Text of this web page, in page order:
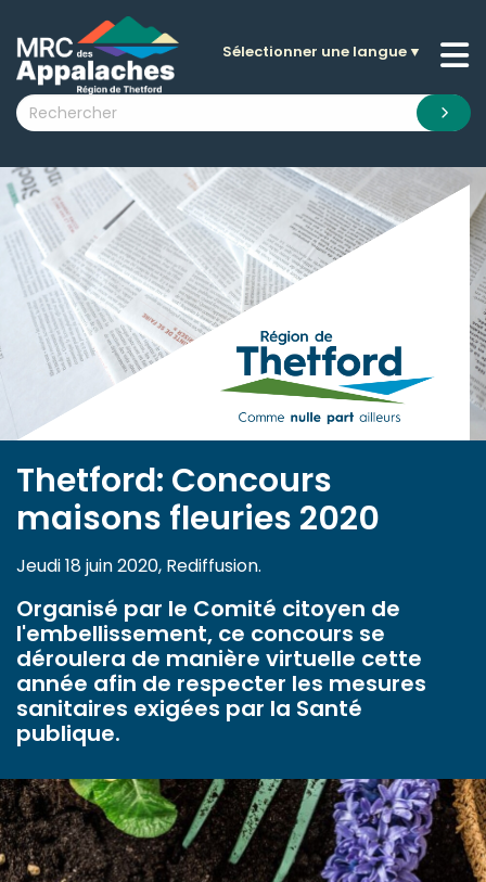
submenu (La MRC )
submenu (Citoyens )
submenu (Visiteurs )
submenu (Nouvelles )
submenu (Documentation )
Sélectionner une langue▼
Thetford: Concours
maisons fleuries 2020
Jeudi 18 juin 2020, Rediffusion.
Organisé par le Comité citoyen de
l'embellissement, ce concours se
déroulera de manière virtuelle cette
année afin de respecter les mesures
sanitaires exigées par la Santé
publique.